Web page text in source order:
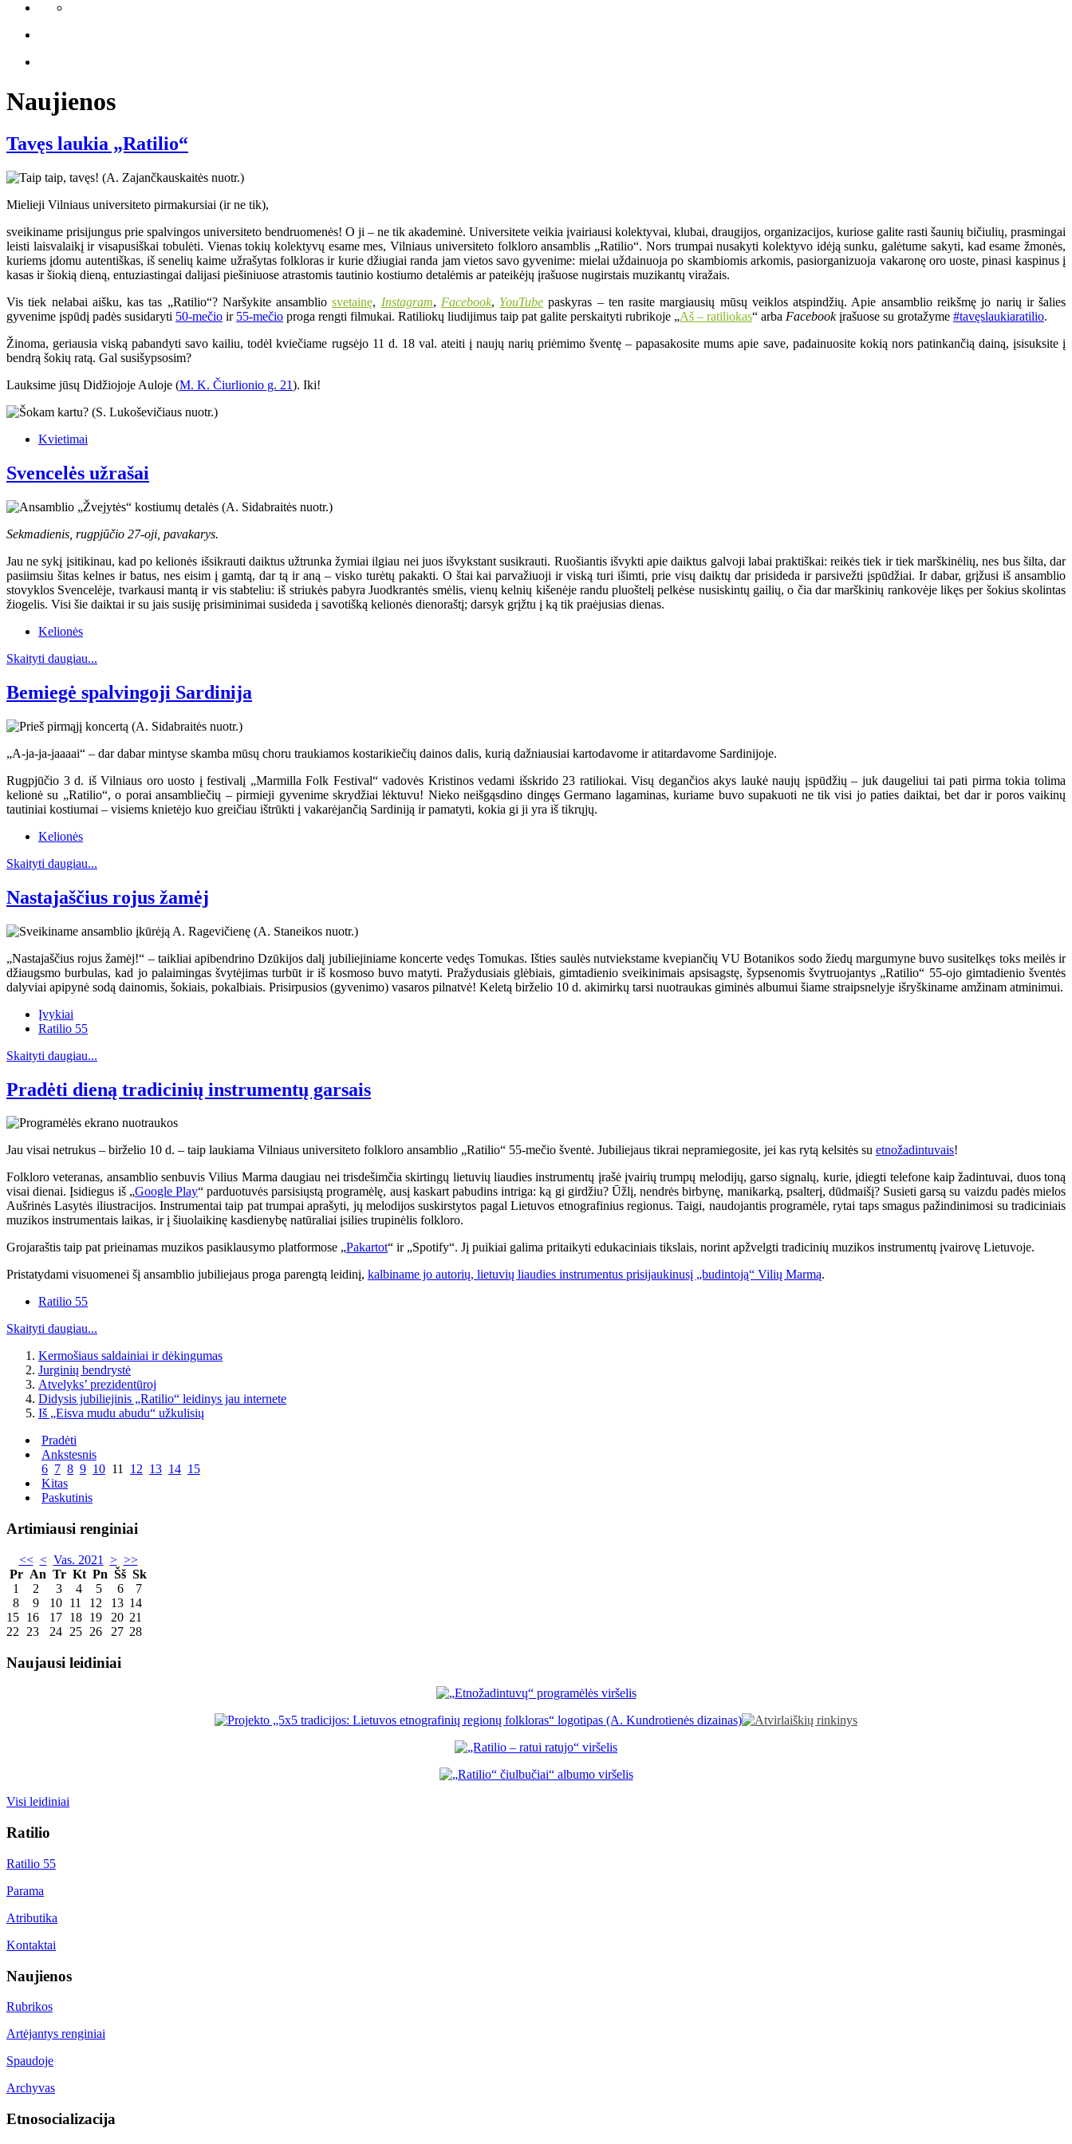
Naujienos
Tavęs laukia „Ratilio“
Mielieji Vilniaus universiteto pirmakursiai (ir ne tik),
sveikiname prisijungus prie spalvingos universiteto bendruomenės! O ji – ne tik akademinė. Universitete veikia įvairiausi kolektyvai, klubai, draugijos, organizacijos, kuriose galite rasti šaunių bičiulių, prasmingai
leisti laisvalaikį ir visapusiškai tobulėti. Vienas tokių kolektyvų esame mes, Vilniaus universiteto folkloro ansamblis „Ratilio“. Nors trumpai nusakyti kolektyvo idėją sunku, galėtume sakyti, kad esame žmonės,
kuriems įdomu autentiškas, iš senelių kaime užrašytas folkloras ir kurie džiugiai randa jam vietos savo gyvenime: mielai uždainuoja po skambiomis arkomis, pasiorganizuoja vakaronę oro uoste, pinasi kaspinus į
kasas ir šiokią dieną, entuziastingai dalijasi piešiniuose atrastomis tautinio kostiumo detalėmis ar pateikėjų įrašuose nugirstais muzikantų viražais.
Vis tiek nelabai aišku, kas tas „Ratilio“? Naršykite ansambliosvetainę, Instagram, Facebook, YouTube paskyras – ten rasite margiausių mūsų veiklos atspindžių. Apie ansamblio reikšmę jo narių ir šalies
gyvenime įspūdį padės susidaryti 50-mečio ir 55-mečio proga rengti filmukai. Ratiliokų liudijimus taip pat galite perskaityti rubrikoje „Aš – ratiliokas“ arba Facebookįrašuose su grotažyme #tavęslaukiaratilio.
Žinoma, geriausia viską pabandyti savo kailiu, todėl kviečiame rugsėjo 11 d. 18 val. ateiti į naujų narių priėmimo šventę – papasakosite mums apie save, padainuosite kokią nors patinkančią dainą, įsisuksite į
bendrą šokių ratą. Gal susišypsosim?
Lauksime jūsų Didžiojoje Auloje (M. K. Čiurlionio g. 21). Iki!
Kvietimai
Svencelės užrašai
Sekmadienis, rugpjūčio 27-oji, pavakarys.
Jau ne sykį įsitikinau, kad po kelionės išsikrauti daiktus užtrunka žymiai ilgiau nei juos išvykstant susikrauti. Ruošiantis išvykti apie daiktus galvoji labai praktiškai: reikės tiek ir tiek marškinėlių, nes bus šilta, dar
pasiimsiu šitas kelnes ir batus, nes eisim į gamtą, dar tą ir aną – visko turėtų pakakti. O štai kai parvažiuoji ir viską turi išimti, prie visų daiktų dar prisideda ir parsivežti įspūdžiai. Ir dabar, grįžusi iš ansamblio
stovyklos Svencelėje, tvarkausi mantą ir vis stabteliu: iš striukės pabyra Juodkrantės smėlis, vienų kelnių kišenėje randu pluoštelį pelkėse nusiskintų gailių, o čia dar marškinių rankovėje likęs per šokius skolintas
žiogelis. Visi šie daiktai ir su jais susiję prisiminimai susideda į savotišką kelionės dienoraštį; darsyk grįžtu į ką tik praėjusias dienas.
Kelionės
Skaityti daugiau...
Bemiegė spalvingoji Sardinija
„A-ja-ja-jaaaai“ – dar dabar mintyse skamba mūsų choru traukiamos kostarikiečių dainos dalis, kurią dažniausiai kartodavome ir atitardavome Sardinijoje.
Rugpjūčio 3 d. iš Vilniaus oro uosto į festivalį „Marmilla Folk Festival“ vadovės Kristinos vedami išskrido 23 ratiliokai. Visų degančios akys laukė naujų įspūdžių – juk daugeliui tai pati pirma tokia tolima
kelionė su „Ratilio“, o porai ansambliečių – pirmieji gyvenime skrydžiai lėktuvu! Nieko neišgąsdino dingęs Germano lagaminas, kuriame buvo supakuoti ne tik visi jo paties daiktai, bet dar ir poros vaikinų
tautiniai kostiumai – visiems knietėjo kuo greičiau ištrūkti į vakarėjančią Sardiniją ir pamatyti, kokia gi ji yra iš tikrųjų.
Kelionės
Skaityti daugiau...
Nastajaščius rojus žamėj
„Nastajaščius rojus žamėj!“ – taikliai apibendrino Dzūkijos dalį jubiliejiniame koncerte vedęs Tomukas. Išties saulės nutviekstame kvepiančių VU Botanikos sodo žiedų margumyne buvo susitelkęs toks meilės ir
džiaugsmo burbulas, kad jo palaimingas švytėjimas turbūt ir iš kosmoso buvo matyti. Pražydusiais glėbiais, gimtadienio sveikinimais apsisagstę, šypsenomis švytruojantys „Ratilio“ 55-ojo gimtadienio šventės
dalyviai apipynė sodą dainomis, šokiais, pokalbiais. Prisirpusios (gyvenimo) vasaros pilnatvė! Keletą birželio 10 d. akimirkų tarsi nuotraukas giminės albumui šiame straipsnelyje išryškiname amžinam atminimui.
Įvykiai
Ratilio 55
Skaityti daugiau...
Pradėti dieną tradicinių instrumentų garsais
Jau visai netrukus – birželio 10 d. – taip laukiama Vilniaus universiteto folkloro ansamblio „Ratilio“ 55-mečio šventė. Jubiliejaus tikrai nepramiegosite, jei kas rytą kelsitės su etnožadintuvais!
Folkloro veteranas, ansamblio senbuvis Vilius Marma daugiau nei trisdešimčia skirtingų lietuvių liaudies instrumentų įrašė įvairių trumpų melodijų, garso signalų, kurie, įdiegti telefone kaip žadintuvai, duos toną
visai dienai. Įsidiegus iš „Google Play“ parduotuvės parsisiųstą programėlę, ausį kaskart pabudins intriga: ką gi girdžiu? Ūžlį, nendrės birbynę, manikarką, psalterį, dūdmaišį? Susieti garsą su vaizdu padės mielos
Aušrinės Lasytės iliustracijos. Instrumentai taip pat trumpai aprašyti, jų melodijos suskirstytos pagal Lietuvos etnografinius regionus. Taigi, naudojantis programėle, rytai taps smagus pažindinimosi su tradiciniais
muzikos instrumentais laikas, ir į šiuolaikinę kasdienybę natūraliai įsilies trupinėlis folkloro.
Grojaraštis taip pat prieinamas muzikos pasiklausymo platformose „Pakartot“ ir „Spotify“. Jį puikiai galima pritaikyti edukaciniais tikslais, norint apžvelgti tradicinių muzikos instrumentų įvairovę Lietuvoje.
Pristatydami visuomenei šį ansamblio jubiliejaus proga parengtą leidinį, kalbiname jo autorių, lietuvių liaudies instrumentus prisijaukinusį „budintoją“ Vilių Marmą.
Ratilio 55
Skaityti daugiau...
Kermošiaus saldainiai ir dėkingumas
Jurginių bendrystė
Atvelyks’ prezidentūroj
Didysis jubiliejinis „Ratilio“ leidinys jau internete
Iš „Eisva mudu abudu“ užkulisių
Pradėti
Ankstesnis
6 7 8 9 10 11 12 13 14 15
Kitas
Paskutinis
Artimiausi renginiai
<< < Vas. 2021 > >>
Pr An Tr Kt Pn Šš Sk
1
2 3 4 5 6
7
8
9 10 11 12 13 14
15 16 17 18 19 20 21
22
23 24 25 26 27 28
Naujausi leidiniai
Visi leidiniai
Ratilio
Ratilio 55
Parama
Atributika
Kontaktai
Naujienos
Rubrikos
Artėjantys renginiai
Spaudoje
Archyvas
Etnosocializacija